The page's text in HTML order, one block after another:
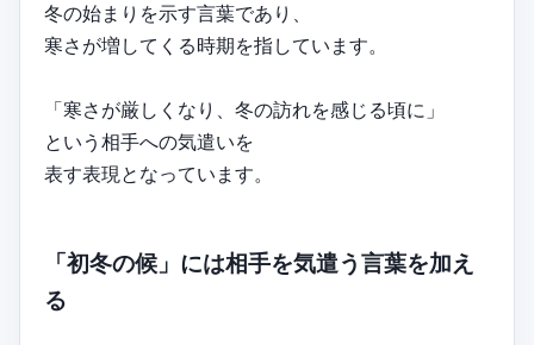
冬の始まりを示す言葉であり、
寒さが増してくる時期を指しています。
「寒さが厳しくなり、冬の訪れを感じる頃に」
という相手への気遣いを
表す表現となっています。
「初冬の候」には相手を気遣う言葉を加え
る